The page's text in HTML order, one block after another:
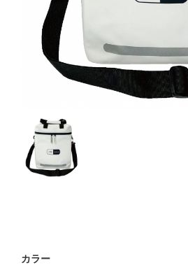
カラー